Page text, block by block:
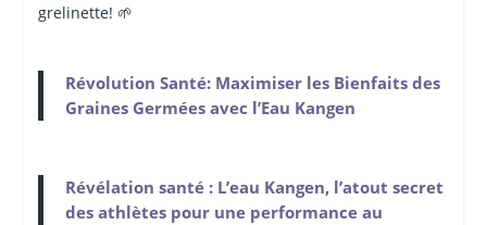
grelinette! 🌱
Révolution Santé: Maximiser les Bienfaits des
Graines Germées avec l’Eau Kangen
Révélation santé : L’eau Kangen, l’atout secret
des athlètes pour une performance au